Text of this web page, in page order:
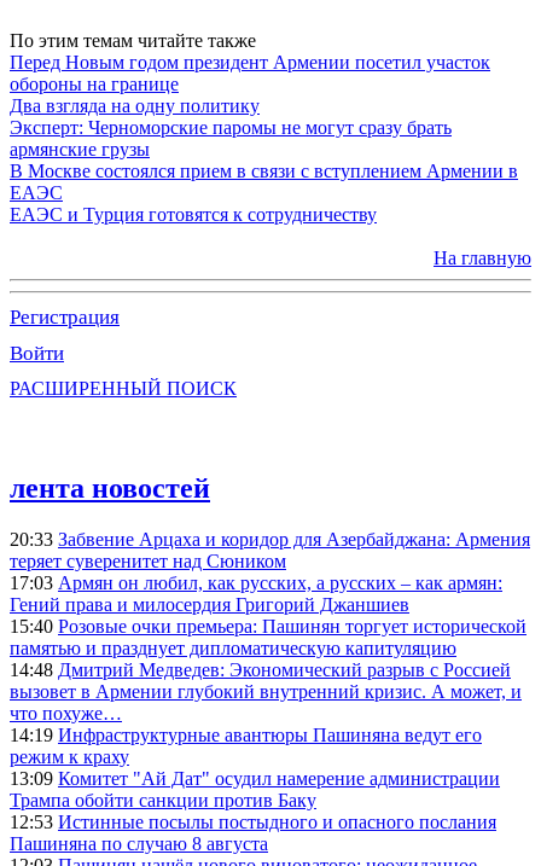
По этим темам читайте также
Перед Новым годом президент Армении посетил участок
обороны на границе
Два взгляда на одну политику
Эксперт: Черноморские паромы не могут сразу брать
армянские грузы
В Москве состоялся прием в связи с вступлением Армении в
ЕАЭС
ЕАЭС и Турция готовятся к сотрудничеству
На главную
Регистрация
Войти
РАСШИРЕННЫЙ ПОИСК
лента новостей
20:33 Забвение Арцаха и коридор для Азербайджана: Армения
теряет суверенитет над Сюником
17:03 Армян он любил, как русских, а русских – как армян:
Гений права и милосердия Григорий Джаншиев
15:40 Розовые очки премьера: Пашинян торгует исторической
памятью и празднует дипломатическую капитуляцию
14:48 Дмитрий Медведев: Экономический разрыв с Россией
вызовет в Армении глубокий внутренний кризис. А может, и
что похуже…
14:19 Инфраструктурные авантюры Пашиняна ведут его
режим к краху
13:09 Комитет "Ай Дат" осудил намерение администрации
Трампа обойти санкции против Баку
12:53 Истинные посылы постыдного и опасного послания
Пашиняна по случаю 8 августа